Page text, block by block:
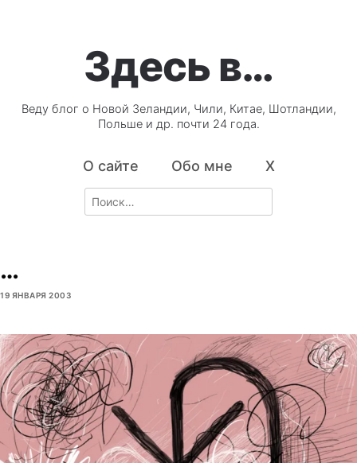
Здесь в…
Веду блог о Новой Зеландии, Чили, Китае, Шотландии,
Польше и др. почти 24 года.
О сайте Обо мне X
Search
for:
…
19 ЯНВАРЯ 2003